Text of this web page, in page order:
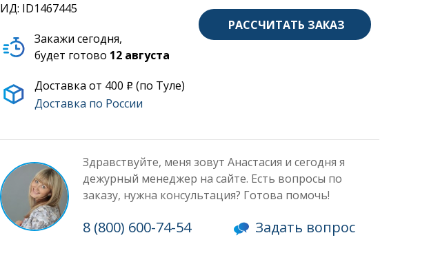
ИД: ID1467445
Закажи сегодня,
будет готово 12 августа
Доставка от 400 o (по Туле)
Доставка по России
РАССЧИТАТЬ ЗАКАЗ
Здравствуйте, меня зовут Анастасия и сегодня я
дежурный менеджер на сайте. Есть вопросы по
заказу, нужна консультация? Готова помочь!
8 (800) 600-74-54 Задать вопрос